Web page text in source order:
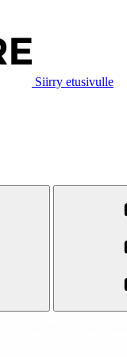
Siirry etusivulle